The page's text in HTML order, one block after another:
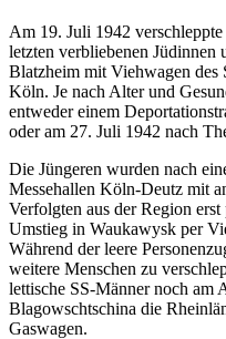
Am 19. Juli 1942
letzten verbliebenen Jüdinnen
Blatzheim mit Viehwagen des
Köln. Je nach Alter und
entweder einem
oder am 27. Juli 1942 nach
Die Jüngeren wurden nach
Messehallen Köln-Deutz mit
Verfolgten aus der Region
Umstieg in Waukawysk per
Während der leere
weitere Menschen zu
lettische SS-Männer noch am
Blagowschtschina die
Gaswagen.